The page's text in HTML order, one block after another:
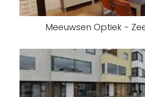
Meeuwsen Optiek -